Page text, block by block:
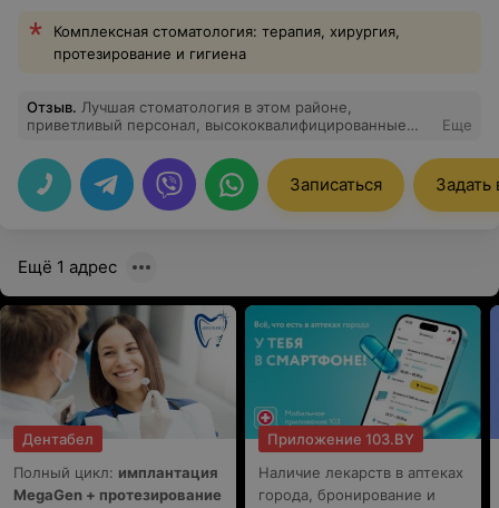
Комплексная стоматология: терапия, хирургия,
протезирование и гигиена
Отзыв. Лучшая стоматология в этом районе,
приветливый персонал, высококвалифицированные
Еще
Записаться Задать
Ещё 1 адрес
Дентабел
Полный цикл: имплантация
MegaGen + протезирование
Приложение 103.BY
Наличие лекарств в аптеках
города, бронирование и